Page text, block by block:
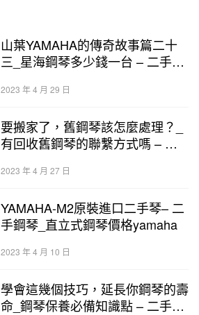
山葉YAMAHA的傳奇故事篇二十
三_星海鋼琴多少錢一台 – 二手鋼
2023 年 4 月 29 日
要搬家了，舊鋼琴該怎麼處理？_
有回收舊鋼琴的聯繫方式嗎 – 二
2023 年 4 月 27 日
YAMAHA-M2原裝進口二手琴– 二
手鋼琴_直立式鋼琴價格yamaha
2023 年 4 月 10 日
學會這幾個技巧，延長你鋼琴的壽
命_鋼琴保養必備知識點 – 二手鋼